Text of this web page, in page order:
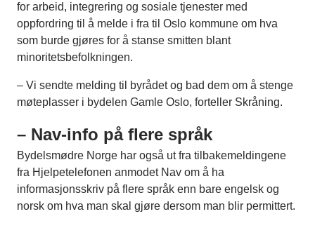
for arbeid, integrering og sosiale tjenester med
oppfordring til å melde i fra til Oslo kommune om hva
som burde gjøres for å stanse smitten blant
minoritetsbefolkningen.
– Vi sendte melding til byrådet og bad dem om å stenge
møteplasser i bydelen Gamle Oslo, forteller Skråning.
– Nav-info på flere språk
Bydelsmødre Norge har også ut fra tilbakemeldingene
fra Hjelpetelefonen anmodet Nav om å ha
informasjonsskriv på flere språk enn bare engelsk og
norsk om hva man skal gjøre dersom man blir permittert.